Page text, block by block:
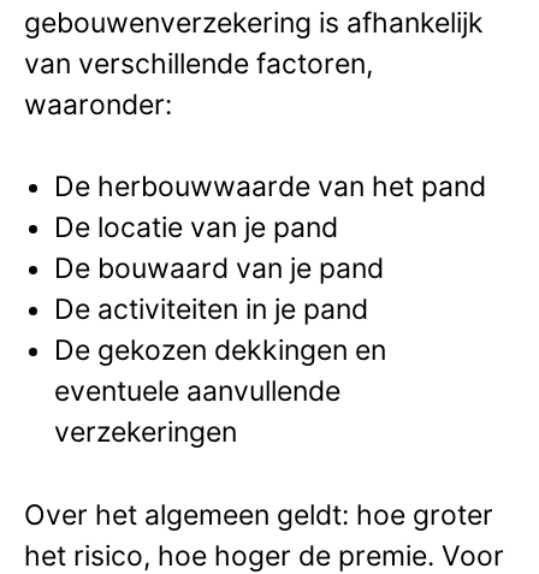
gebouwenverzekering is afhankelijk
van verschillende factoren,
waaronder:
De herbouwwaarde van het pand
De locatie van je pand
De bouwaard van je pand
De activiteiten in je pand
De gekozen dekkingen en
eventuele aanvullende
verzekeringen
Over het algemeen geldt: hoe groter
het risico, hoe hoger de premie. Voor